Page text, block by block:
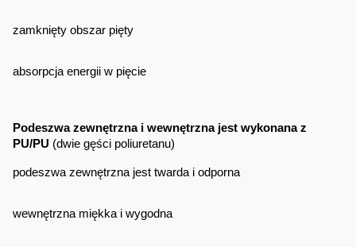
zamknięty obszar pięty
absorpcja energii w pięcie
Podeszwa zewnętrzna i wewnętrzna jest wykonana z
PU/PU (dwie gęści poliuretanu)
podeszwa zewnętrzna jest twarda i odporna
wewnętrzna miękka i wygodna